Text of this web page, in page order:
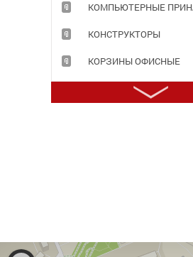
КОМПЬЮТЕРНЫЕ
КОНСТРУКТОРЫ
КОРЗИНЫ ОФИСНЫЕ
КОРОБА АРХИВНЫЕ
МЕЛКИ